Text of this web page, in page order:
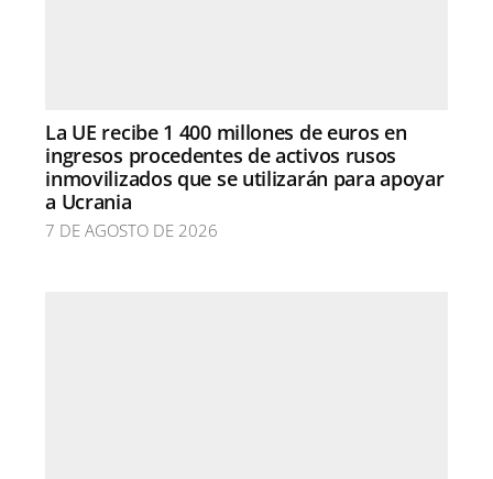
La UE recibe 1 400 millones de euros en
ingresos procedentes de activos rusos
inmovilizados que se utilizarán para apoyar
a Ucrania
7 DE AGOSTO DE 2026